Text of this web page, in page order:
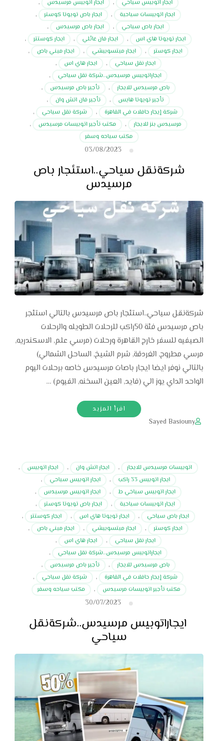
ايجار اتوبيس سياحي , ايجار اتوبيس مرسيدس
,
ايجار اتوبيسات سياحية
, ايجار باص تويوتا كوستر
,
ايجار باص سياحي
, ايجار باص مرسيدس
,
ايجار تويوتا هاي اس
, ايجار فان عائلي , ايجار كوستتر
,
ايجار كوستر
, ايجار ميتسوبيشي , ايجار ميني باص
,
ايجار نقل سياحي
, ايجار هاي اس
,
ايجاراتوبيس مرسيدس..شركة نقل سياحي
,
باص مرسيدس للايجار
, تأجير باص مرسيدس
,
تأجير تويوتا هايس
, تأجير فان اتش وان
,
شركة إيجار حافلات في القاهرة
, شركة نقل سياحي
,
مرسيدس بنز للايجار
, مكتب تأجير اتوبيسات مرسيدس
,
مكتب سياحه وسفر
03/08/2023
شركةنقل سياحي..استئجار باص
مرسيدس
شركةنقل سياحي..استئجار باص مرسيدس بالتالي استئجر
باص مرسيدس فئة 50راكب للرحلات الطويله والرحلات
الصيفيه للسفر خارج القاهرة ورحلات (مرسي علم, الاسكندريه,
مرسي مطروح, الغردقة, شرم الشيخ, الساحل الشمالي)
بالتالي نوفر ايضا ايجار باصات مرسيدس خاصه برحلات اليوم
الواحد الداي يوز الي (فايد, العين السخنه, الفيوم) …
اقرأ المزيد
Sayed Basiouny
اتوبيسات مرسيدس للايجار , ايجار اتش وان , ايجار اتوبيس
,
ايجار اتوبيس 33 راكب
, ايجار اتوبيس سياحي
,
ايجار اتوبيس سياخي ط
, ايجار اتوبيس مرسيدس
,
ايجار اتوبيسات سياحية
, ايجار باص تويوتا كوستر
,
ايجار باص سياحي
, ايجار تويوتا هاي اس , ايجار كوستتر
,
ايجار كوستر
, ايجار ميتسوبيشي , ايجار ميني باص
,
ايجار نقل سياحي
, ايجار هاي اس
,
ايجاراتوبيس مرسيدس..شركة نقل سياحي
,
باص مرسيدس للايجار
, تأجير باص مرسيدس
,
شركة إيجار حافلات في القاهرة
, شركة نقل سياحي
,
مكتب تأجير اتوبيسات مرسيدس
, مكتب سياحه وسفر
30/07/2023
ايجاراتوبيس مرسيدس..شركةنقل
سياحي